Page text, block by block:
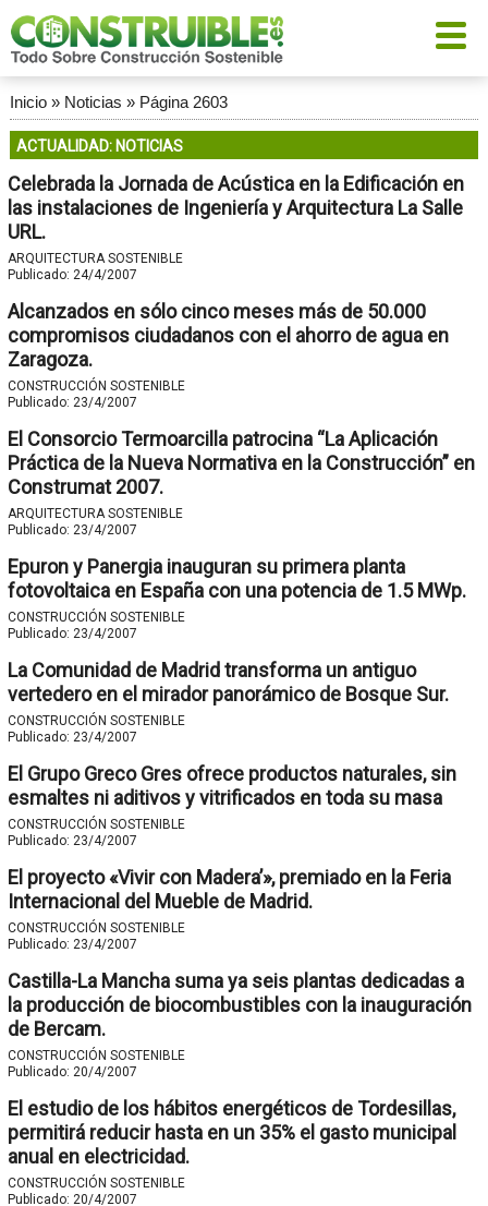
Inicio» Noticias » Página 2603
ACTUALIDAD: NOTICIAS
Celebrada la Jornada de Acústica en la Edificación en
las instalaciones de Ingeniería y Arquitectura La Salle
URL.
ARQUITECTURA SOSTENIBLE
Publicado: 24/4/2007
Alcanzados en sólo cinco meses más de 50.000
compromisos ciudadanos con el ahorro de agua en
Zaragoza.
CONSTRUCCIÓN SOSTENIBLE
Publicado: 23/4/2007
El Consorcio Termoarcilla patrocina “La Aplicación
Práctica de la Nueva Normativa en la Construcción” en
Construmat 2007.
ARQUITECTURA SOSTENIBLE
Publicado: 23/4/2007
Epuron y Panergia inauguran su primera planta
fotovoltaica en España con una potencia de 1.5 MWp.
CONSTRUCCIÓN SOSTENIBLE
Publicado: 23/4/2007
La Comunidad de Madrid transforma un antiguo
vertedero en el mirador panorámico de Bosque Sur.
CONSTRUCCIÓN SOSTENIBLE
Publicado: 23/4/2007
El Grupo Greco Gres ofrece productos naturales, sin
esmaltes ni aditivos y vitrificados en toda su masa
CONSTRUCCIÓN SOSTENIBLE
Publicado: 23/4/2007
El proyecto «Vivir con Madera’», premiado en la Feria
Internacional del Mueble de Madrid.
CONSTRUCCIÓN SOSTENIBLE
Publicado: 23/4/2007
Castilla-La Mancha suma ya seis plantas dedicadas a
la producción de biocombustibles con la inauguración
de Bercam.
CONSTRUCCIÓN SOSTENIBLE
Publicado: 20/4/2007
El estudio de los hábitos energéticos de Tordesillas,
permitirá reducir hasta en un 35% el gasto municipal
anual en electricidad.
CONSTRUCCIÓN SOSTENIBLE
Publicado: 20/4/2007